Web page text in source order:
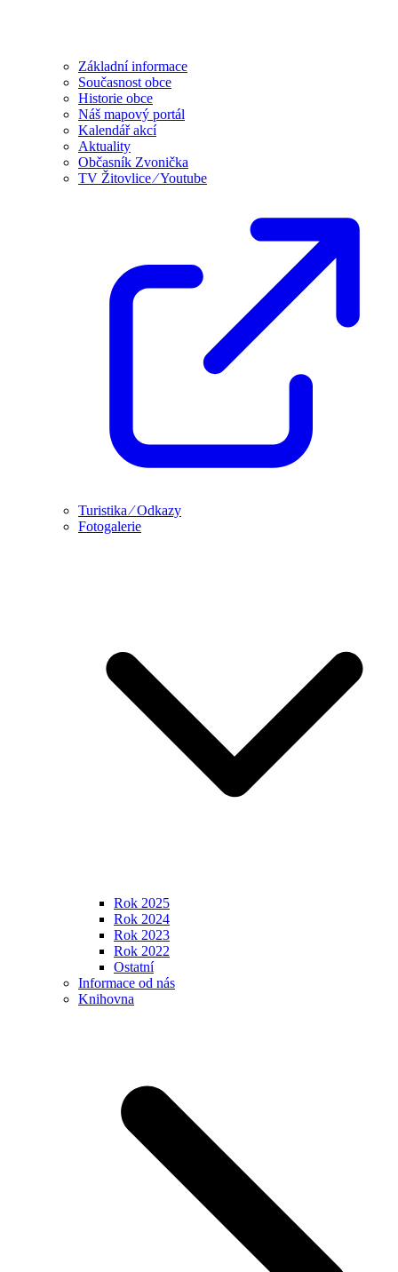
Základní informace
Současnost obce
Historie obce
Náš mapový portál
Kalendář akcí
Aktuality
Občasník Zvonička
TV Žitovlice ⁄ Youtube
Turistika ⁄ Odkazy
Fotogalerie
Rok 2025
Rok 2024
Rok 2023
Rok 2022
Ostatní
Informace od nás
Knihovna